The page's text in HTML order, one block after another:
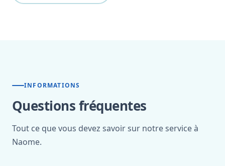
INFORMATIONS
Questions fréquentes
Tout ce que vous devez savoir sur notre service à
Naome.